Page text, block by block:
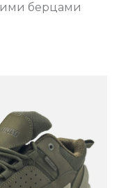
берцами